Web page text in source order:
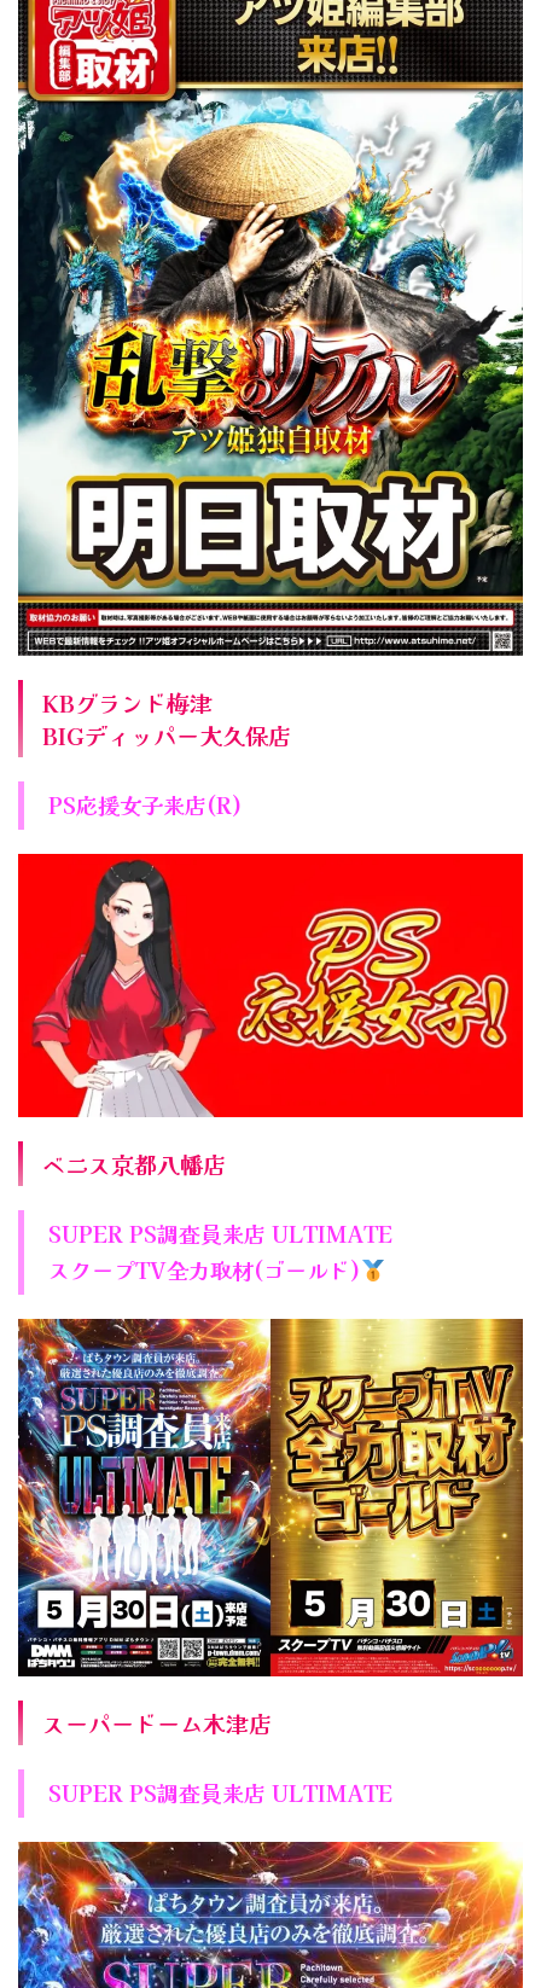
KBグランド梅津
BIGディッパー大久保店
PS応援女子来店(R)
ベニス京都八幡店
SUPER PS調査員来店 ULTIMATE
スクープTV全力取材(ゴールド)
スーパードーム木津店
SUPER PS調査員来店 ULTIMATE